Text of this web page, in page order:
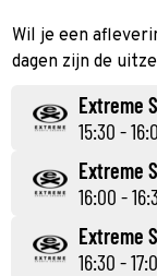
Wil je een
dagen zijn de
Extreme
15:30 -
Extreme
16:00 -
Extreme
16:30 -